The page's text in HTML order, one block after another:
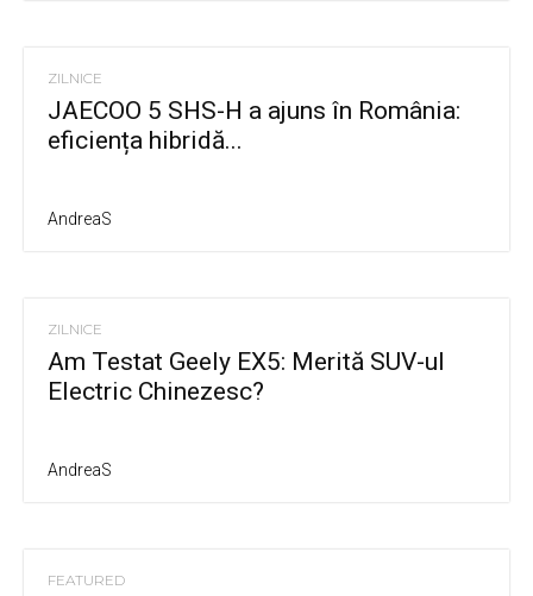
ZILNICE
JAECOO 5 SHS-H a ajuns în România:
eficiența hibridă...
AndreaS
ZILNICE
Am Testat Geely EX5: Merită SUV-ul
Electric Chinezesc?
AndreaS
FEATURED